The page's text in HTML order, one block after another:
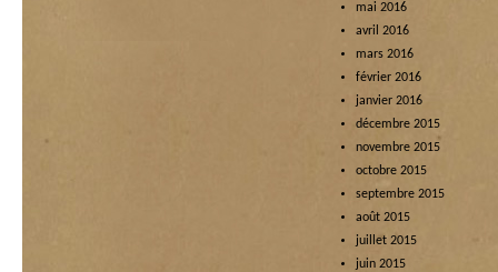
mai 2016
avril 2016
mars 2016
février 2016
janvier 2016
décembre 2015
novembre 2015
octobre 2015
septembre 2015
août 2015
juillet 2015
juin 2015